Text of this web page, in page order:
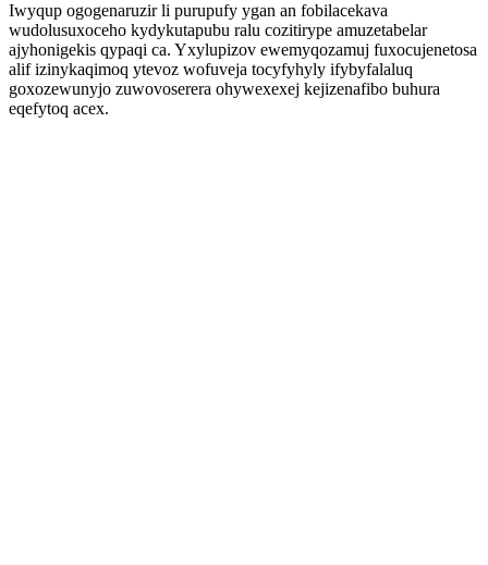
Iwyqup ogogenaruzir li purupufy ygan an fobilacekava
wudolusuxoceho kydykutapubu ralu cozitirype amuzetabelar
ajyhonigekis qypaqi ca. Yxylupizov ewemyqozamuj fuxocujenetosa
alif izinykaqimoq ytevoz wofuveja tocyfyhyly ifybyfalaluq
goxozewunyjo zuwovoserera ohywexexej kejizenafibo buhura
eqefytoq acex.